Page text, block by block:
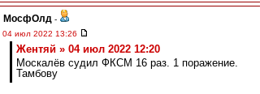
МосфОлд -
04 июл 2022 13:26
Жентяй » 04 июл 2022 12:20
Москалёв судил ФКСМ 16 раз. 1 поражение.
Тамбову